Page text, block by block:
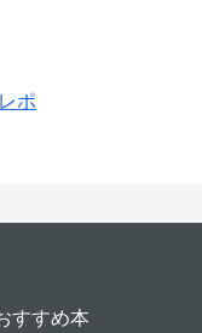
ポ
すすめ本